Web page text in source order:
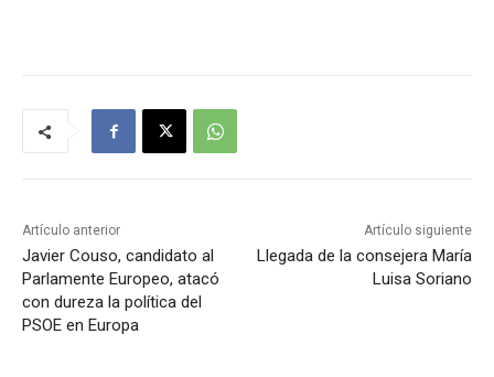
Artículo anterior
Javier Couso, candidato al
Parlamente Europeo, atacó
con dureza la política del
PSOE en Europa
Artículo siguiente
Llegada de la consejera María
Luisa Soriano